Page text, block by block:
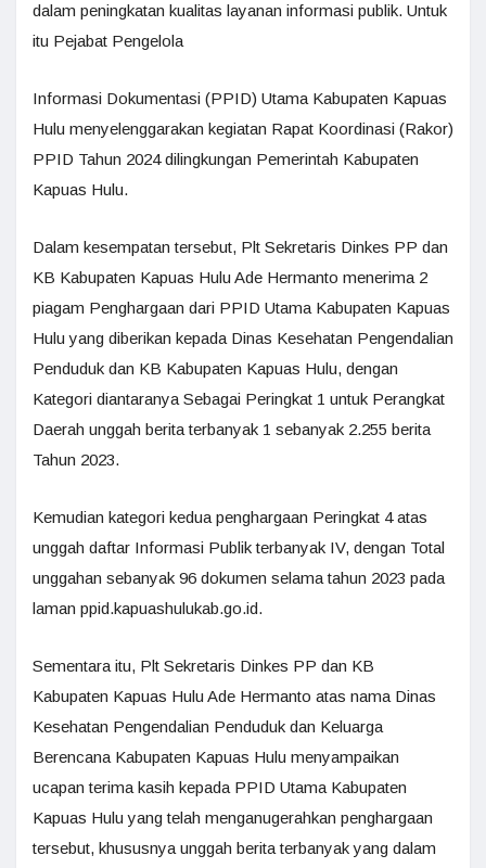
dalam peningkatan kualitas layanan informasi publik. Untuk
itu Pejabat Pengelola
Informasi Dokumentasi (PPID) Utama Kabupaten Kapuas
Hulu menyelenggarakan kegiatan Rapat Koordinasi (Rakor)
PPID Tahun 2024 dilingkungan Pemerintah Kabupaten
Kapuas Hulu.
Dalam kesempatan tersebut, Plt Sekretaris Dinkes PP dan
KB Kabupaten Kapuas Hulu Ade Hermanto menerima 2
piagam Penghargaan dari PPID Utama Kabupaten Kapuas
Hulu yang diberikan kepada Dinas Kesehatan Pengendalian
Penduduk dan KB Kabupaten Kapuas Hulu, dengan
Kategori diantaranya Sebagai Peringkat 1 untuk Perangkat
Daerah unggah berita terbanyak 1 sebanyak 2.255 berita
Tahun 2023.
Kemudian kategori kedua penghargaan Peringkat 4 atas
unggah daftar Informasi Publik terbanyak IV, dengan Total
unggahan sebanyak 96 dokumen selama tahun 2023 pada
laman ppid.kapuashulukab.go.id.
Sementara itu, Plt Sekretaris Dinkes PP dan KB
Kabupaten Kapuas Hulu Ade Hermanto atas nama Dinas
Kesehatan Pengendalian Penduduk dan Keluarga
Berencana Kabupaten Kapuas Hulu menyampaikan
ucapan terima kasih kepada PPID Utama Kabupaten
Kapuas Hulu yang telah menganugerahkan penghargaan
tersebut, khususnya unggah berita terbanyak yang dalam